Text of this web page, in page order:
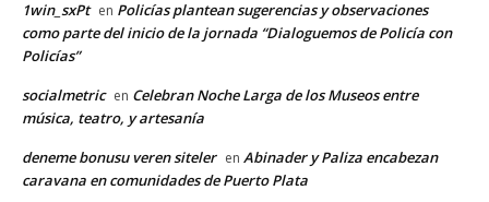
1win_sxPt en Policías plantean sugerencias y observaciones
como parte del inicio de la jornada “Dialoguemos de Policía con
Policías”
socialmetric en Celebran Noche Larga de los Museos entre
música, teatro, y artesanía
deneme bonusu veren siteler en Abinader y Paliza encabezan
caravana en comunidades de Puerto Plata